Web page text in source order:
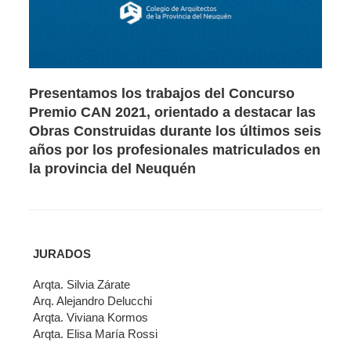
Presentamos los trabajos del Concurso
Premio CAN 2021, orientado a destacar las
Obras Construidas durante los últimos seis
años por los profesionales matriculados en
la provincia del Neuquén
JURADOS
Arqta. Silvia Zárate
Arq. Alejandro Delucchi
Arqta. Viviana Kormos
Arqta. Elisa María Rossi